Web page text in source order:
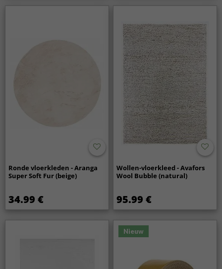
Ronde vloerkleden - Aranga
Super Soft Fur (beige)
34.99 €
Wollen-vloerkleed - Avafors
Wool Bubble (natural)
95.99 €
Nieuw